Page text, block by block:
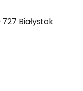
Białystok